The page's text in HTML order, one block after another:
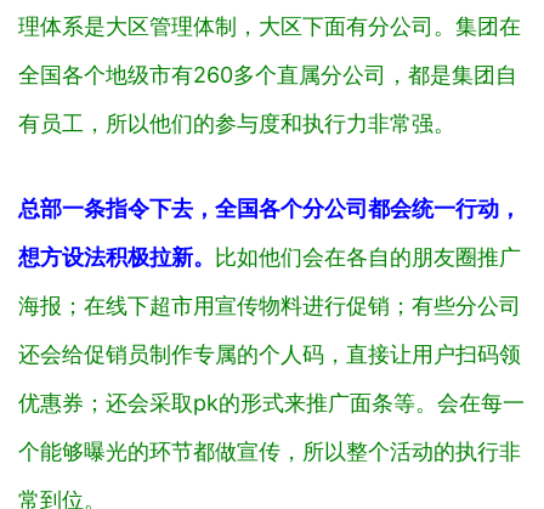
理体系是大区管理体制，大区下面有分公司。集团在
全国各个地级市有260多个直属分公司，都是集团自
有员工，所以他们的参与度和执行力非常强。
总部一条指令下去，全国各个分公司都会统一行动，
想方设法积极拉新。
比如他们会在各自的朋友圈推广
海报；在线下超市用宣传物料进行促销；有些分公司
还会给促销员制作专属的个人码，直接让用户扫码领
优惠券；还会采取pk的形式来推广面条等。会在每一
个能够曝光的环节都做宣传，所以整个活动的执行非
常到位。